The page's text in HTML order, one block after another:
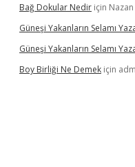
Bağ Dokular Nedir için Nazan
Güneşi Yakanların Selamı
Güneşi Yakanların Selamı
Boy Birliği Ne Demek için